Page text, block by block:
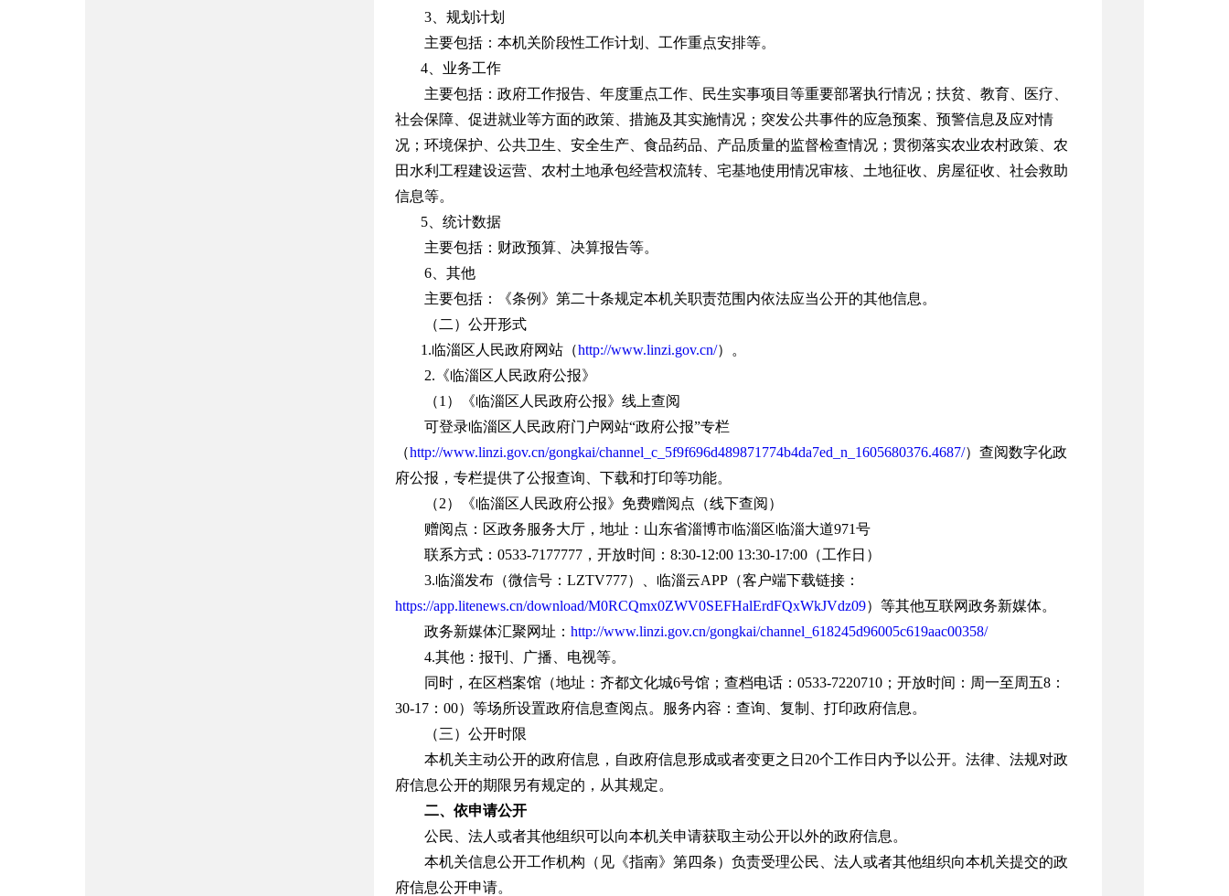
3、规划计划
主要包括：本机关阶段性工作计划、工作重点安排等。
4、业务工作
主要包括：政府工作报告、年度重点工作、民生实事项目等重要部署执行情况；扶贫、教育、医疗、
社会保障、促进就业等方面的政策、措施及其实施情况；突发公共事件的应急预案、预警信息及应对情
况；环境保护、公共卫生、安全生产、食品药品、产品质量的监督检查情况；贯彻落实农业农村政策、农
田水利工程建设运营、农村土地承包经营权流转、宅基地使用情况审核、土地征收、房屋征收、社会救助
信息等。
5、统计数据
主要包括：财政预算、决算报告等。
6、其他
主要包括：《条例》第二十条规定本机关职责范围内依法应当公开的其他信息。
（二）公开形式
1.临淄区人民政府网站（http://www.linzi.gov.cn/）。
2.《临淄区人民政府公报》
（1）《临淄区人民政府公报》线上查阅
可登录临淄区人民政府门户网站“政府公报”专栏
（http://www.linzi.gov.cn/gongkai/channel_c_5f9f696d489871774b4da7ed_n_1605680376.4687/）查阅数字化政
府公报，专栏提供了公报查询、下载和打印等功能。
（2）《临淄区人民政府公报》免费赠阅点（线下查阅）
赠阅点：区政务服务大厅，地址：山东省淄博市临淄区临淄大道971号
联系方式：0533-7177777，开放时间：8:30-12:00 13:30-17:00（工作日）
3.临淄发布（微信号：LZTV777）、临淄云APP（客户端下载链接：
https://app.litenews.cn/download/M0RCQmx0ZWV0SEFHalErdFQxWkJVdz09）等其他互联网政务新媒体。
政务新媒体汇聚网址： http://www.linzi.gov.cn/gongkai/channel_618245d96005c619aac00358/
4.其他：报刊、广播、电视等。
同时，在区档案馆（地址：齐都文化城6号馆；查档电话：0533-7220710；开放时间：周一至周五8：
30-17：00）等场所设置政府信息查阅点。服务内容：查询、复制、打印政府信息。
（三）公开时限
本机关主动公开的政府信息，自政府信息形成或者变更之日20个工作日内予以公开。法律、法规对政
府信息公开的期限另有规定的，从其规定。
二、依申请公开
公民、法人或者其他组织可以向本机关申请获取主动公开以外的政府信息。
本机关信息公开工作机构（见《指南》第四条）负责受理公民、法人或者其他组织向本机关提交的政
府信息公开申请。